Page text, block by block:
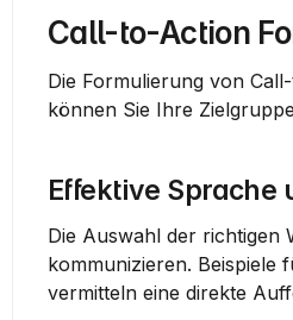
Call-to-Action
Die Formulierung von
können Sie Ihre
Effektive Sprache
Die Auswahl der richtigen
kommunizieren. Beispiele
vermitteln eine direkte